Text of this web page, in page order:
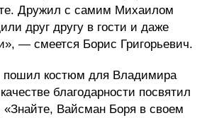
Дружил с самим Михаилом
друг другу в гости и даже
— смеется Борис Григорьевич.
пошил костюм для Владимира
благодарности посвятил
Вайсман Боря в своем